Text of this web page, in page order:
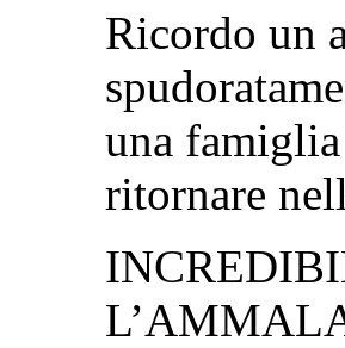
Ricordo un
una
ritornare